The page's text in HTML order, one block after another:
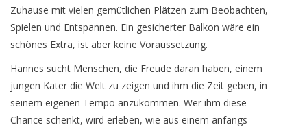
Zuhause mit vielen gemütlichen Plätzen zum Beobachten,
Spielen und Entspannen. Ein gesicherter Balkon wäre ein
schönes Extra, ist aber keine Voraussetzung.
Hannes sucht Menschen, die Freude daran haben, einem
jungen Kater die Welt zu zeigen und ihm die Zeit geben, in
seinem eigenen Tempo anzukommen. Wer ihm diese
Chance schenkt, wird erleben, wie aus einem anfangs